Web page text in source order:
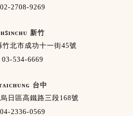
02-2708-9269
ʜꜱɪɴᴄʜᴜ 新竹
竹北市成功十一街45號
03-534-6669
台中
日區高鐵路三段168號
04-2336-0569